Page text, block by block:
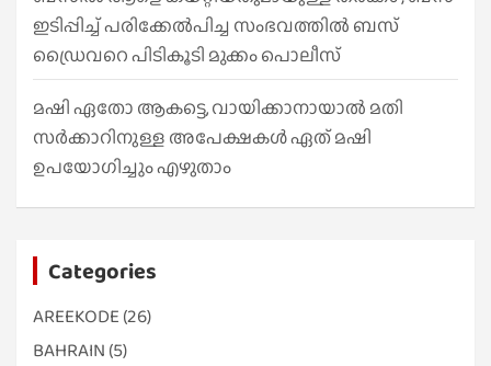
ഇടിപ്പിച്ച് പരിക്കേൽപിച്ച സംഭവത്തിൽ ബസ്
ഡ്രൈവറെ പിടികൂടി മുക്കം പൊലീസ്
മഷി ഏതോ ആകട്ടെ, വായിക്കാനായാൽ മതി​
സർക്കാറിനുള്ള അപേക്ഷകൾ ഏത് മഷി
ഉപയോഗിച്ചും എഴുതാം
Categories
AREEKODE (26)
BAHRAIN (5)